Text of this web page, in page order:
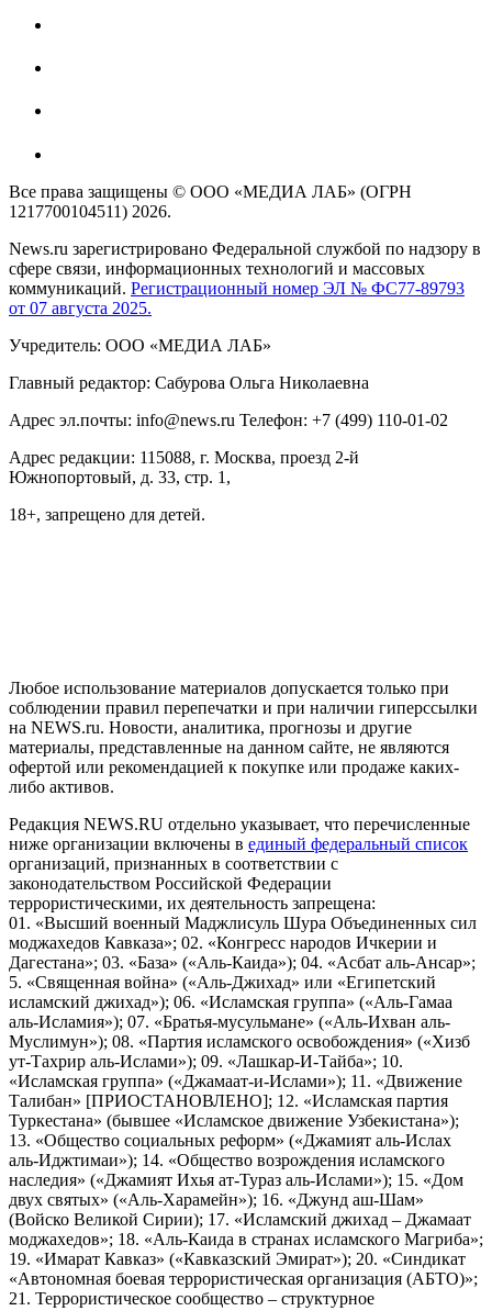
Все права защищены © ООО «МЕДИА ЛАБ» (ОГРН
1217700104511) 2026.
News.ru зарегистрировано Федеральной службой по надзору в
сфере связи, информационных технологий и массовых
коммуникаций. Регистрационный номер ЭЛ № ФС77-89793
от 07 августа 2025.
Учредитель: ООО «МЕДИА ЛАБ»
Главный редактор: Сабурова Ольга Николаевна
Адрес эл.почты: info@news.ru Телефон: +7 (499) 110-01-02
Адрес редакции: 115088, г. Москва, проезд 2-й
Южнопортовый, д. 33, стр. 1,
18+, запрещено для детей.
Любое использование материалов допускается только при
соблюдении правил перепечатки и при наличии гиперссылки
на NEWS.ru. Новости, аналитика, прогнозы и другие
материалы, представленные на данном сайте, не являются
офертой или рекомендацией к покупке или продаже каких-
либо активов.
Редакция NEWS.RU отдельно указывает, что перечисленные
ниже организации включены в единый федеральный список
организаций, признанных в соответствии с
законодательством Российской Федерации
террористическими, их деятельность запрещена:
01. «Высший военный Маджлисуль Шура Объединенных сил
моджахедов Кавказа»; 02. «Конгресс народов Ичкерии и
Дагестана»; 03. «База» («Аль-Каида»); 04. «Асбат аль-Ансар»;
5. «Священная война» («Аль-Джихад» или «Египетский
исламский джихад»); 06. «Исламская группа» («Аль-Гамаа
аль-Исламия»); 07. «Братья-мусульмане» («Аль-Ихван аль-
Муслимун»); 08. «Партия исламского освобождения» («Хизб
ут-Тахрир аль-Ислами»); 09. «Лашкар-И-Тайба»; 10.
«Исламская группа» («Джамаат-и-Ислами»); 11. «Движение
Талибан» [ПРИОСТАНОВЛЕНО]; 12. «Исламская партия
Туркестана» (бывшее «Исламское движение Узбекистана»);
13. «Общество социальных реформ» («Джамият аль-Ислах
аль-Иджтимаи»); 14. «Общество возрождения исламского
наследия» («Джамият Ихья ат-Тураз аль-Ислами»); 15. «Дом
двух святых» («Аль-Харамейн»); 16. «Джунд аш-Шам»
(Войско Великой Сирии); 17. «Исламский джихад – Джамаат
моджахедов»; 18. «Аль-Каида в странах исламского Магриба»;
19. «Имарат Кавказ» («Кавказский Эмират»); 20. «Синдикат
«Автономная боевая террористическая организация (АБТО)»;
21. Террористическое сообщество – структурное